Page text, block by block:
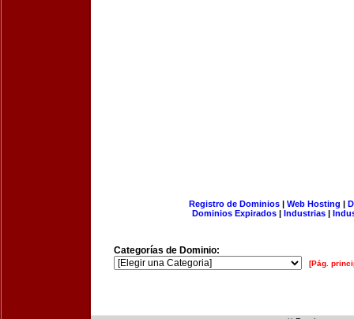
Registro de Dominios| Web Hosting |
Dominios Expirados | Industrias |
Categorías de Dominio:
[Pág.